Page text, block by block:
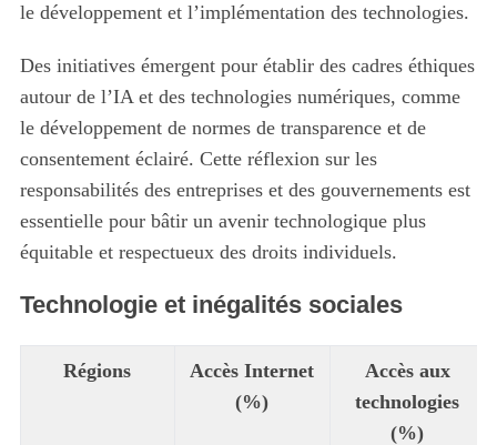
le développement et l’implémentation des technologies.
Des initiatives émergent pour établir des cadres éthiques
autour de l’IA et des technologies numériques, comme
le développement de normes de transparence et de
consentement éclairé. Cette réflexion sur les
responsabilités des entreprises et des gouvernements est
essentielle pour bâtir un avenir technologique plus
équitable et respectueux des droits individuels.
Technologie et inégalités sociales
Régions
Accès Internet
(%)
Accès aux
technologies
(%)